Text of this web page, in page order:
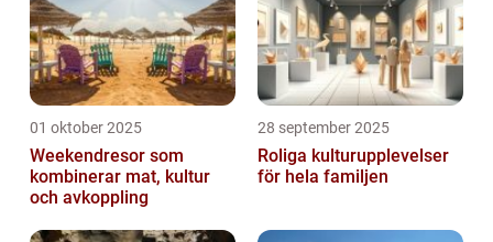
01 oktober 2025
Weekendresor som
kombinerar mat, kultur
och avkoppling
28 september 2025
Roliga kulturupplevelser
för hela familjen